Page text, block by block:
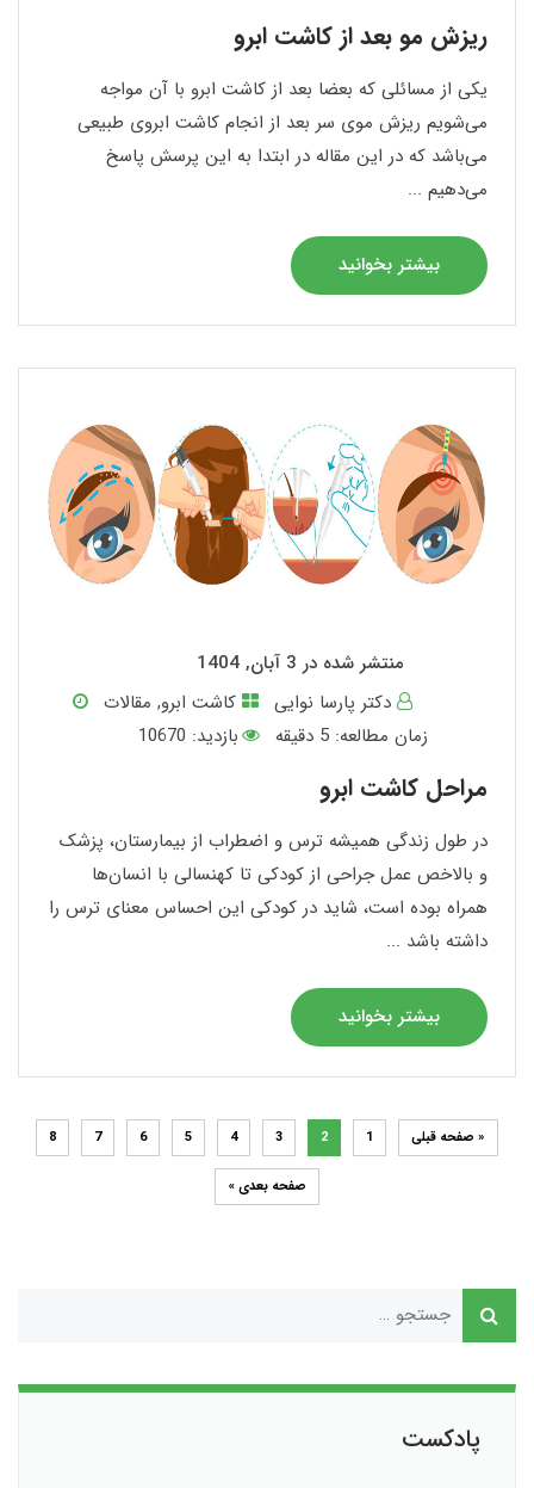
ریزش مو بعد از کاشت ابرو
یکی از مسائلی که بعضا بعد از کاشت ابرو با آن مواجه
می‌شویم ریزش موی سر بعد از انجام کاشت ابروی طبیعی
می‌باشد که در این مقاله در ابتدا به این پرسش پاسخ
می‌دهیم ...
بیشتر بخوانید
منتشر شده در 3 آبان, 1404
دکتر پارسا نوایی
کاشت ابرو, مقالات
زمان مطالعه: 5 دقیقه بازدید: 10670
مراحل کاشت ابرو
در طول زندگی همیشه ترس و اضطراب از بیمارستان، پزشک
و بالاخص عمل جراحی از کودکی تا کهنسالی با انسان‌ها
همراه بوده است، شاید در کودکی این احساس معنای ترس را
داشته باشد ...
بیشتر بخوانید
« صفحه قبلی 1
2
3
4
5
6
7
8
صفحه بعدی »
پادکست